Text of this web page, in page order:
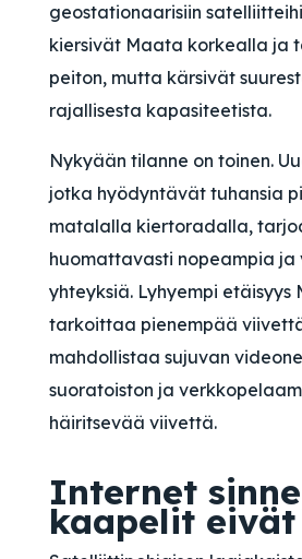
geostationaarisiin
kiersivät Maata korkealla ja
peiton, mutta kärsivät
rajallisesta kapasiteetista.
Nykyään tilanne on toinen.
jotka hyödyntävät tuhansia
matalalla kiertoradalla,
huomattavasti nopeampia
yhteyksiä. Lyhyempi etäisyys
tarkoittaa pienempää
mahdollistaa sujuvan
suoratoiston ja
häiritsevää viivettä.
Internet
kaapelit